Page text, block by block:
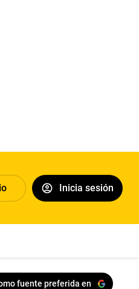
Inicia sesión
fuente preferida en